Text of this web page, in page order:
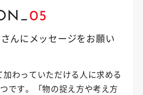
05
んにメッセージをお願い
わっていただける人に求める
です。「物の捉え方や考え方